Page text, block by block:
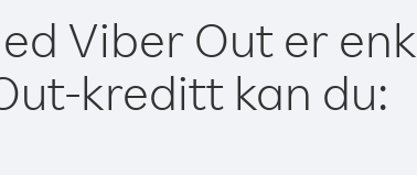
Viber Out er
kreditt kan du: